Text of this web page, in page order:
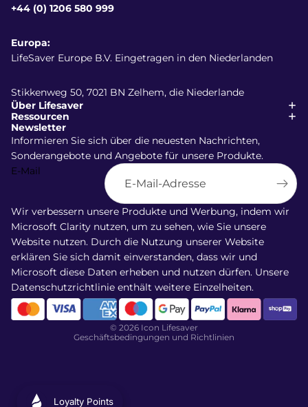
+44 (0) 1206 580 999
Europa:
LifeSaver Europe B.V. Eingetragen in den Niederlanden
Stikkenweg 50, 7021 BN Zelhem, die Niederlande
Über Lifesaver
Ressourcen
Newsletter
Informieren Sie sich über die neuesten Nachrichten,
Sonderangebote und Angebote für unsere Produkte.
E-Mail
Wir verbessern unsere Produkte und Werbung, indem wir
Microsoft Clarity nutzen, um zu sehen, wie Sie unsere
Website nutzen. Durch die Nutzung unserer Website
erklären Sie sich damit einverstanden, dass wir und
Microsoft diese Daten erheben und nutzen dürfen. Unsere
Datenschutzrichtlinie enthält weitere Einzelheiten.
© 2026 Icon Lifesaver
Geschäftsbedingungen und Richtlinien
Versand
AGB
Datenschutzerklärung
Kontaktinformationen
Stornierungsrichtlinie
Loyalty Points